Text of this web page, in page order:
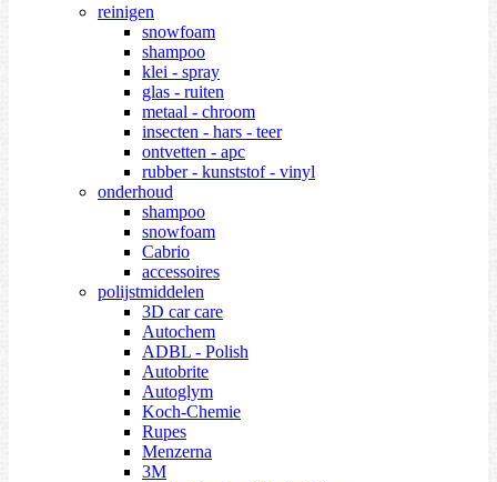
reinigen
snowfoam
shampoo
klei - spray
glas - ruiten
metaal - chroom
insecten - hars - teer
ontvetten - apc
rubber - kunststof - vinyl
onderhoud
shampoo
snowfoam
Cabrio
accessoires
polijstmiddelen
3D car care
Autochem
ADBL - Polish
Autobrite
Autoglym
Koch-Chemie
Rupes
Menzerna
3M